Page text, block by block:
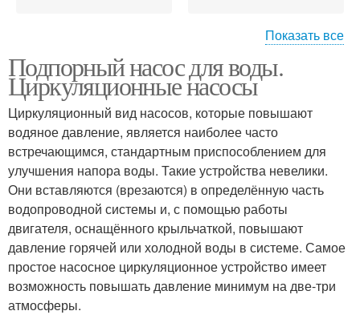
Насос для автополива Повысительный насос
Насосы для повышения Погружные насосы
Скважные насосы Колодезные насосы
Показать все
Подпорный насос для воды.
Циркуляционные насосы
Циркуляционный вид насосов, которые повышают
водяное давление, является наиболее часто
встречающимся, стандартным приспособлением для
улучшения напора воды. Такие устройства невелики.
Они вставляются (врезаются) в определённую часть
водопроводной системы и, с помощью работы
двигателя, оснащённого крыльчаткой, повышают
давление горячей или холодной воды в системе. Самое
простое насосное циркуляционное устройство имеет
возможность повышать давление минимум на две-три
атмосферы.